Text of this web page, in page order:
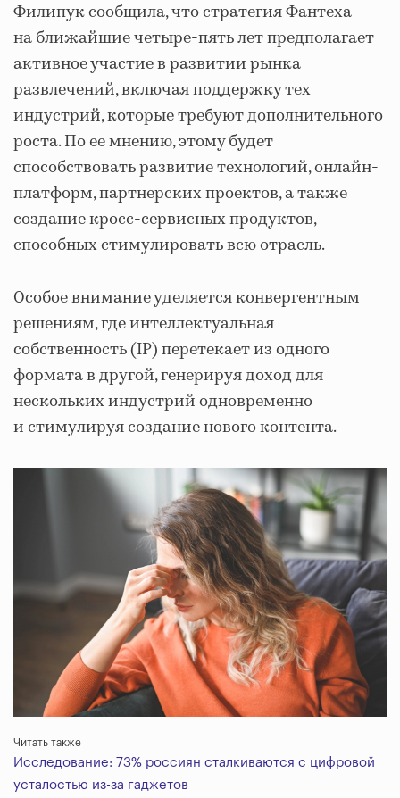
Филипук сообщила, что стратегия Фантеха
на ближайшие четыре-пять лет предполагает
активное участие в развитии рынка
развлечений, включая поддержку тех
индустрий, которые требуют дополнительного
роста. По ее мнению, этому будет
способствовать развитие технологий, онлайн-
платформ, партнерских проектов, а также
создание кросс-сервисных продуктов,
способных стимулировать всю отрасль.
Особое внимание уделяется конвергентным
решениям, где интеллектуальная
собственность (IP) перетекает из одного
формата в другой, генерируя доход для
нескольких индустрий одновременно
и стимулируя создание нового контента.
Читать также
Исследование: 73% россиян сталкиваются с цифровой
усталостью из-за гаджетов